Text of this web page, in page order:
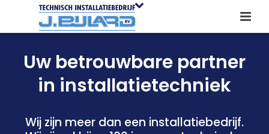
Uw betrouwbare partner
in installatietechniek
Wij zijn meer dan een installatiebedrijf.